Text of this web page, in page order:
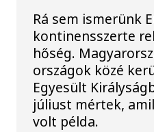
Rá sem ismerünk
kontinensszerte
hőség.
országok közé
Egyesült
júliust mértek,
volt példa.